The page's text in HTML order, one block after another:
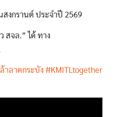
สงกรานต์ ประจำปี 2569
สจล.” ได้ ทาง
าลาดกระบัง #KMITLtogether